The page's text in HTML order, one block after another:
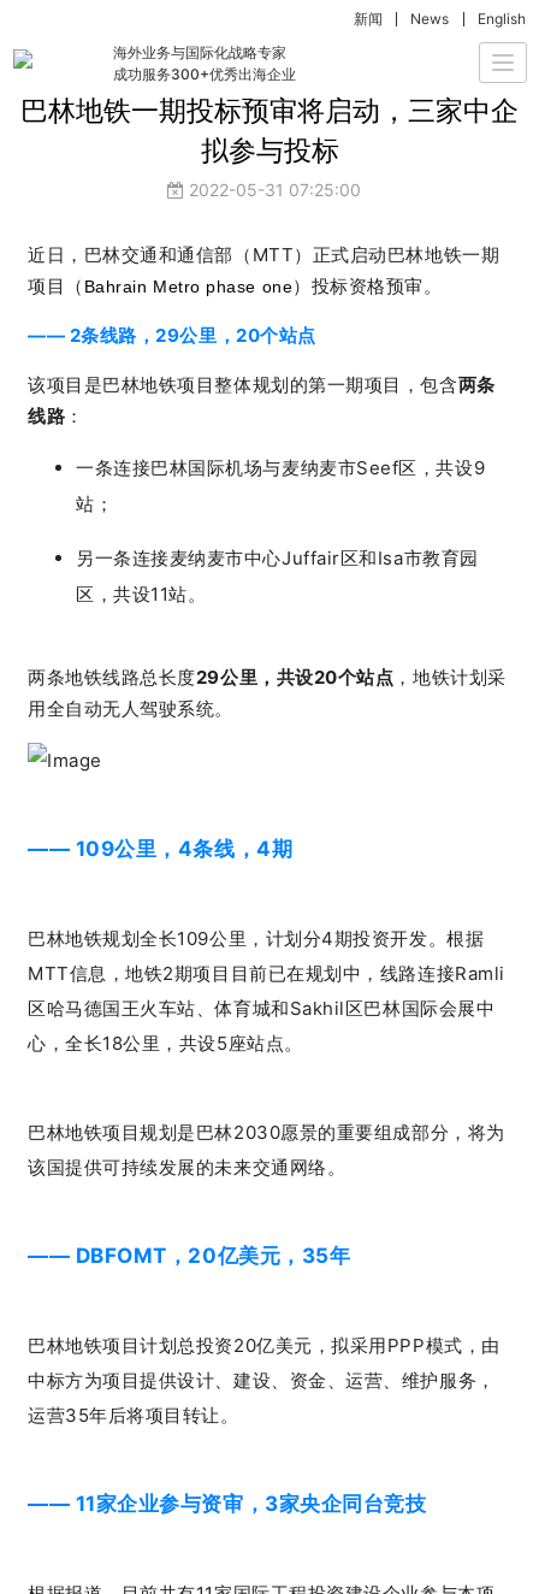
海外业务与国际化战略专家
成功服务300+优秀出海企业
新闻 News English
巴林地铁一期投标预审将启动，三家中企
拟参与投标
2022-05-31 07:25:00
近日，巴林交通和通信部（MTT）正式启动巴林地铁一期
项目（ Bahrain Metro phase one）投标资格预审。
—— 2条线路，29公里，20个站点
该项目是巴林地铁项目整体规划的第一期项目，包含两条
线路 ：
一条连接巴林国际机场与麦纳麦市Seef区，共设9
站；
另一条连接麦纳麦市中心Juffair区和Isa市教育园
区，共设11站。
两条地铁线路总长度29公里，共设20个站点 ，地铁计划采
用全自动无人驾驶系统。
—— 109公里，4条线，4期
巴林地铁规划全长109公里，计划分4期投资开发。根据
MTT信息，地铁2期项目目前已在规划中，线路连接Ramli
区哈马德国王火车站、体育城和Sakhil区巴林国际会展中
心，全长18公里，共设5座站点。
巴林地铁项目规划是巴林2030愿景的重要组成部分，将为
该国提供可持续发展的未来交通网络。
—— DBFOMT，20亿美元，35年
巴林地铁项目计划总投资20亿美元，拟采用PPP模式，由
中标方为项目提供设计、建设、资金、运营、维护服务，
运营35年后将项目转让。
—— 11家企业参与资审，3家央企同台竞技